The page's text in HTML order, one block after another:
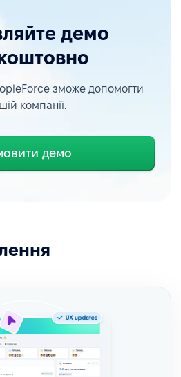
демо
зможе допомогти
компанії.
демо